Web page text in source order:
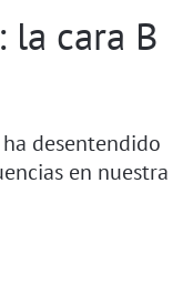
la cara B
desentendido
en nuestra